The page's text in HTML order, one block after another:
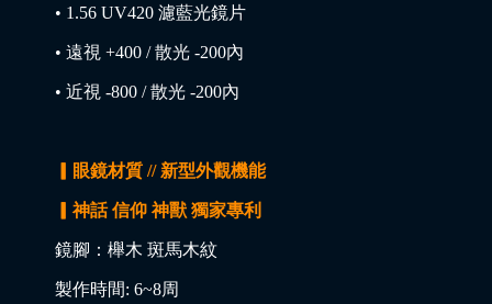
• 1.56 UV420 濾藍光鏡片
• 遠視 +400 / 散光 -200內
• 近視 -800 / 散光 -200內
▎眼鏡材質 // 新型外觀機能
▎神話 信仰 神獸 獨家專利
鏡腳：櫸木 斑馬木紋
製作時間: 6~8周